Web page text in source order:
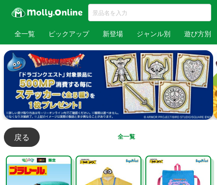
全一覧 ピックアップ 新登場 ジャンル別 遊び方別
戻る 全一覧